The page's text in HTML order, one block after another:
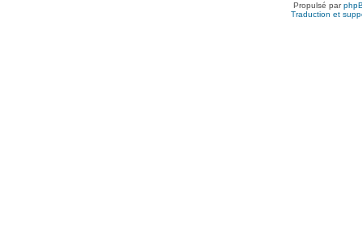
Propulsé par
Traduction et